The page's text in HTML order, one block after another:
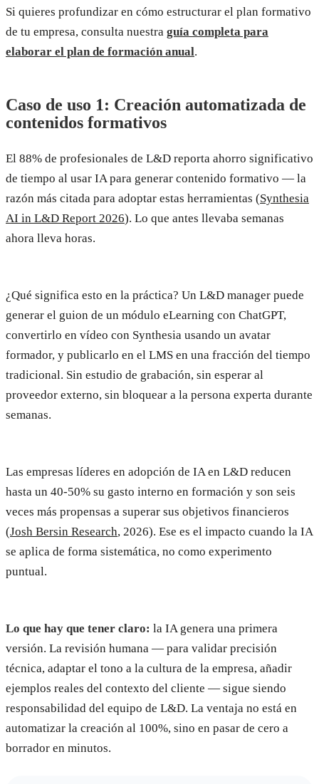
Si quieres profundizar en cómo estructurar el plan formativo
de tu empresa, consulta nuestra guía completa para
elaborar el plan de formación anual.
Caso de uso 1: Creación automatizada de
contenidos formativos
El 88% de profesionales de L&D reporta ahorro significativo
de tiempo al usar IA para generar contenido formativo — la
razón más citada para adoptar estas herramientas (Synthesia
AI in L&D Report 2026). Lo que antes llevaba semanas
ahora lleva horas.
¿Qué significa esto en la práctica? Un L&D manager puede
generar el guion de un módulo eLearning con ChatGPT,
convertirlo en vídeo con Synthesia usando un avatar
formador, y publicarlo en el LMS en una fracción del tiempo
tradicional. Sin estudio de grabación, sin esperar al
proveedor externo, sin bloquear a la persona experta durante
semanas.
Las empresas líderes en adopción de IA en L&D reducen
hasta un 40-50% su gasto interno en formación y son seis
veces más propensas a superar sus objetivos financieros
(Josh Bersin Research, 2026). Ese es el impacto cuando la IA
se aplica de forma sistemática, no como experimento
puntual.
Lo que hay que tener claro: la IA genera una primera
versión. La revisión humana — para validar precisión
técnica, adaptar el tono a la cultura de la empresa, añadir
ejemplos reales del contexto del cliente — sigue siendo
responsabilidad del equipo de L&D. La ventaja no está en
automatizar la creación al 100%, sino en pasar de cero a
borrador en minutos.